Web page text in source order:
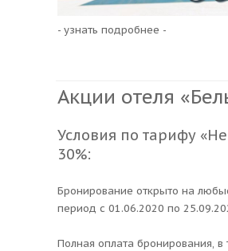
- узнать подробнее -
Акции отеля
Условия по тарифу
30%:
Бронирование открыто на
период с 01.06.2020 по
Полная оплата бронирования, в